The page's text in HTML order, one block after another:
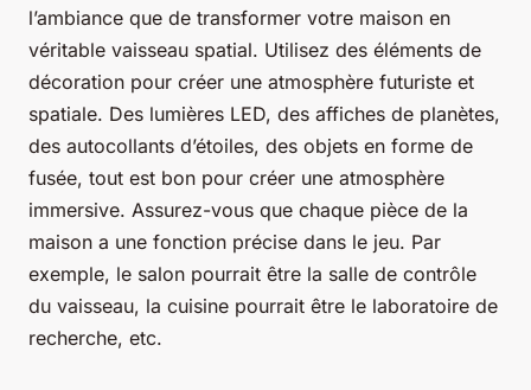
l’ambiance que de transformer votre maison en
véritable vaisseau spatial. Utilisez des éléments de
décoration pour créer une atmosphère futuriste et
spatiale. Des lumières LED, des affiches de planètes,
des autocollants d’étoiles, des objets en forme de
fusée, tout est bon pour créer une atmosphère
immersive. Assurez-vous que chaque pièce de la
maison a une fonction précise dans le jeu. Par
exemple, le salon pourrait être la salle de contrôle
du vaisseau, la cuisine pourrait être le laboratoire de
recherche, etc.